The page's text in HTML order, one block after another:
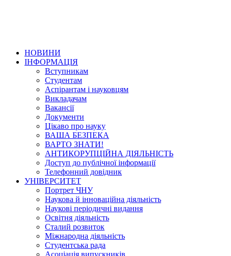
НОВИНИ
ІНФОРМАЦІЯ
Вступникам
Студентам
Аспірантам і науковцям
Викладачам
Вакансії
Документи
Цікаво про науку
ВАША БЕЗПЕКА
ВАРТО ЗНАТИ!
АНТИКОРУПЦІЙНА ДІЯЛЬНІСТЬ
Доступ до публічної інформації
Телефонний довідник
УНІВЕРСИТЕТ
Портрет ЧНУ
Наукова й інноваційна діяльність
Наукові періодичні видання
Освітня діяльність
Сталий розвиток
Міжнародна діяльність
Студентська рада